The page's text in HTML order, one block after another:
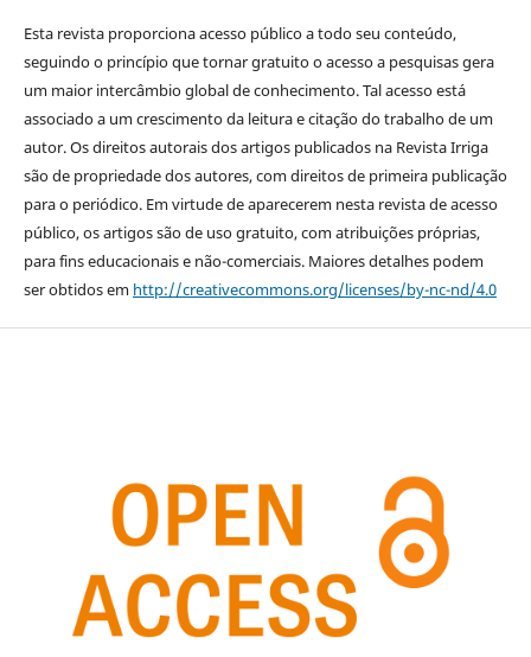
Esta revista proporciona acesso público a todo seu conteúdo,
seguindo o princípio que tornar gratuito o acesso a pesquisas gera
um maior intercâmbio global de conhecimento. Tal acesso está
associado a um crescimento da leitura e citação do trabalho de um
autor. Os direitos autorais dos artigos publicados na Revista Irriga
são de propriedade dos autores, com direitos de primeira publicação
para o periódico. Em virtude de aparecerem nesta revista de acesso
público, os artigos são de uso gratuito, com atribuições próprias,
para fins educacionais e não-comerciais. Maiores detalhes podem
ser obtidos em http://creativecommons.org/licenses/by-nc-nd/4.0